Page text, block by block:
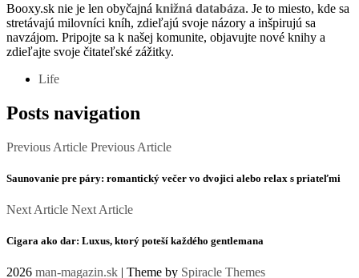
Booxy.sk nie je len obyčajná knižná databáza. Je to miesto, kde sa
stretávajú milovníci kníh, zdieľajú svoje názory a inšpirujú sa
navzájom. Pripojte sa k našej komunite, objavujte nové knihy a
zdieľajte svoje čitateľské zážitky.
Life
Posts navigation
Previous Article Previous Article
Saunovanie pre páry: romantický večer vo dvojici alebo relax s priateľmi
Next Article Next Article
Cigara ako dar: Luxus, ktorý poteší každého gentlemana
2026 man-magazin.sk | Theme by Spiracle Themes